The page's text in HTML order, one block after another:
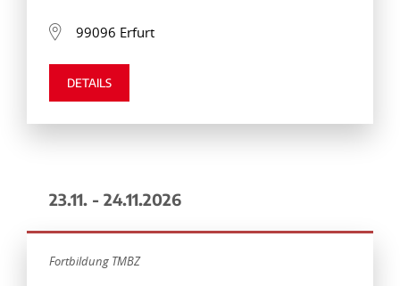
99096 Erfurt
DETAILS
23.11. - 24.11.2026
Fortbildung TMBZ